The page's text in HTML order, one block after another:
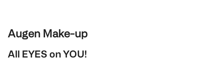
Augen Make-up
All EYES on YOU!